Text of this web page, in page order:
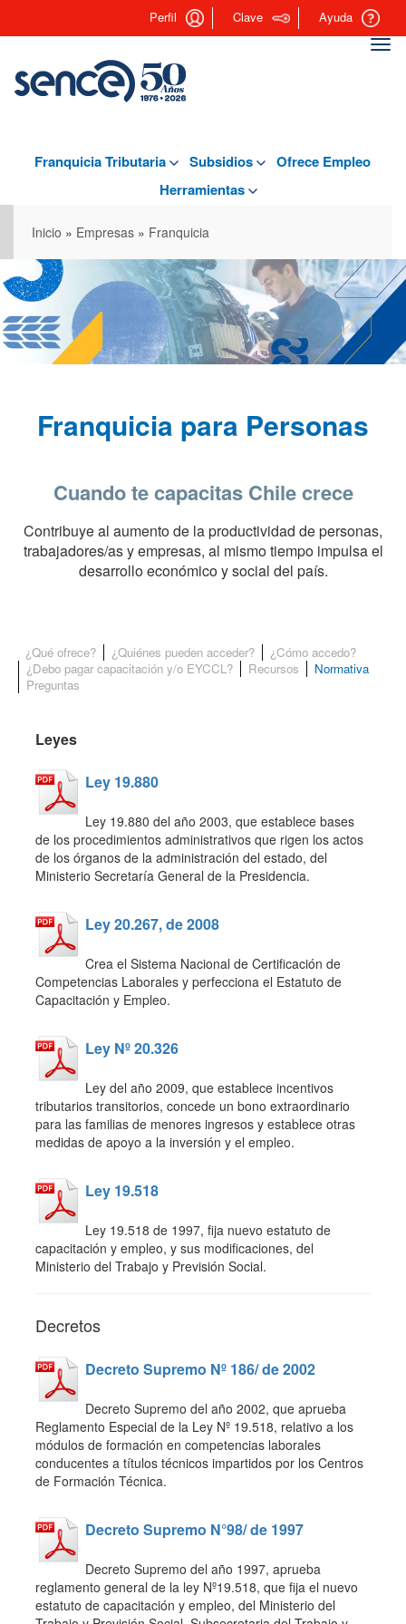
Perfil Clave Ayuda
Franquicia Tributaria Subsidios
Ofrece Empleo
Herramientas
Inicio » Empresas » Franquicia
Franquicia para Personas
Cuando te capacitas Chile crece
Contribuye al aumento de la productividad de personas,
trabajadores/as y empresas, al mismo tiempo impulsa el
desarrollo económico y social del país.
¿Qué ofrece? ¿Quiénes pueden acceder?
¿Cómo accedo?
¿Debo pagar capacitación y/o EYCCL?
Recursos
Normativa
Preguntas
Leyes
Ley 19.880
Ley 19.880 del año 2003, que establece bases
de los procedimientos administrativos que rigen los actos
de los órganos de la administración del estado, del
Ministerio Secretaría General de la Presidencia.
Ley 20.267, de 2008
Crea el Sistema Nacional de Certificación de
Competencias Laborales y perfecciona el Estatuto de
Capacitación y Empleo.
Ley Nº 20.326
Ley del año 2009, que establece incentivos
tributarios transitorios, concede un bono extraordinario
para las familias de menores ingresos y establece otras
medidas de apoyo a la inversión y el empleo.
Ley 19.518
Ley 19.518 de 1997, fija nuevo estatuto de
capacitación y empleo, y sus modificaciones, del
Ministerio del Trabajo y Previsión Social.
Decretos
Decreto Supremo Nº 186/ de 2002
Decreto Supremo del año 2002, que aprueba
Reglamento Especial de la Ley Nº 19.518, relativo a los
módulos de formación en competencias laborales
conducentes a títulos técnicos impartidos por los Centros
de Formación Técnica.
Decreto Supremo N°98/ de 1997
Decreto Supremo del año 1997, aprueba
reglamento general de la ley Nº19.518, que fija el nuevo
estatuto de capacitación y empleo, del Ministerio del